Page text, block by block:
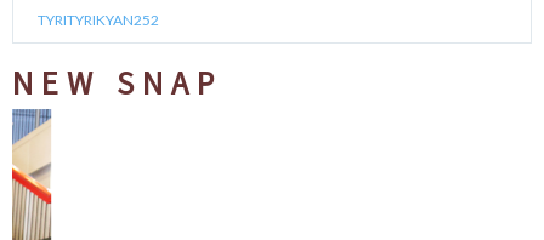
TYRITYRIKYAN252
NEW SNAP